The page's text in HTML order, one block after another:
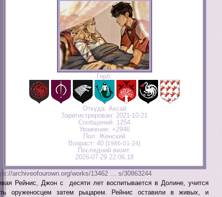
Герб:
Откуда: Аксай
Зарегистрирован: 2021-10-21
Сообщений: 1254
Уважение: +2946
Пол: Женский
Возраст: 40 [1986-01-24]
Последний визит:
2026-07-29 22:06:18
archiveofourown.org/works/13462 … s/30863244
Рейнис, Джон с десяти лет воспитывается в Долине, учится
оруженосцем затем рыцарем. Рейнис оставили в живых, и